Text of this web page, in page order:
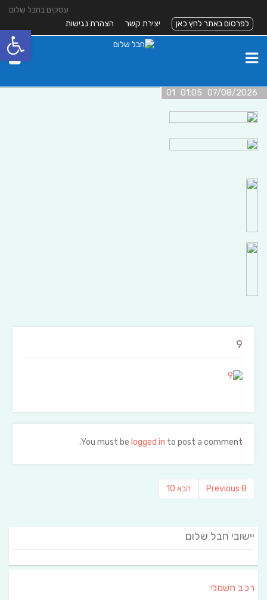
עסקים בחבל שלום
לפרסום באתר לחץ כאן
יצירת קשר הצהרת נגישות
07/08/2026 01:05 01
9
You must be logged in to post a comment.
Previous
Previous 8 הבא פוסט
10
יישובי חבל שלום
רכב חשמלי
פתח